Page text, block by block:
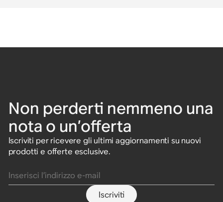
Non perderti nemmeno una
nota o un’offerta
Iscriviti per ricevere gli ultimi aggiornamenti su nuovi
prodotti e offerte esclusive.
Iscriviti